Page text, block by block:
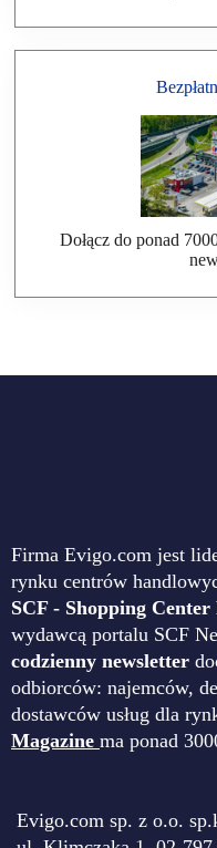
Dołącz do ponad
Firma Evigo.com jest
rynku centrów
SCF - Shopping
wydawcą portalu SCF
codzienny newsletter
odbiorców: najemców,
dostawców usług dla
Magazine ma ponad
Evigo.com sp. z o.o.